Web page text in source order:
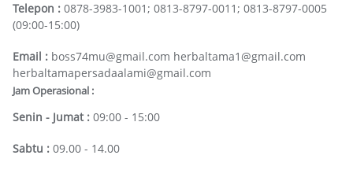
Telepon : 0878-3983-1001; 0813-8797-0011; 0813-8797-0005
(09:00-15:00)
Email : boss74mu@gmail.com herbaltama1@gmail.com
herbaltamapersadaalami@gmail.com
Jam Operasional :
Senin - Jumat : 09:00 - 15:00
Sabtu : 09.00 - 14.00